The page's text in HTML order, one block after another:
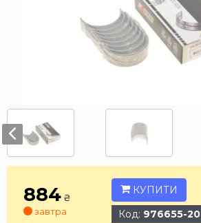
884 ₴
завтра
КУПИТИ
Код: 976655-20